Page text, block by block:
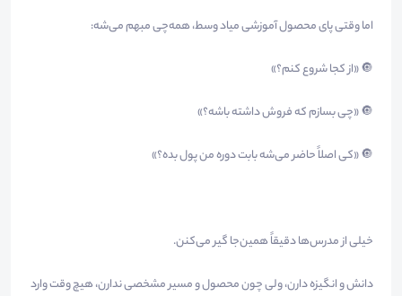
اما وقتی پای محصول آموزشی میاد وسط، همه‌چی مبهم می‌شه:
🔘 «از کجا شروع کنم؟»
🔘 «چی بسازم که فروش داشته باشه؟»
🔘 «کی اصلاً حاضر می‌شه بابت دوره من پول بده؟»
خیلی از مدرس‌ها دقیقاً همین‌جا گیر می‌کنن.
دانش و انگیزه دارن، ولی چون محصول و مسیر مشخصی ندارن، هیچ وقت وارد